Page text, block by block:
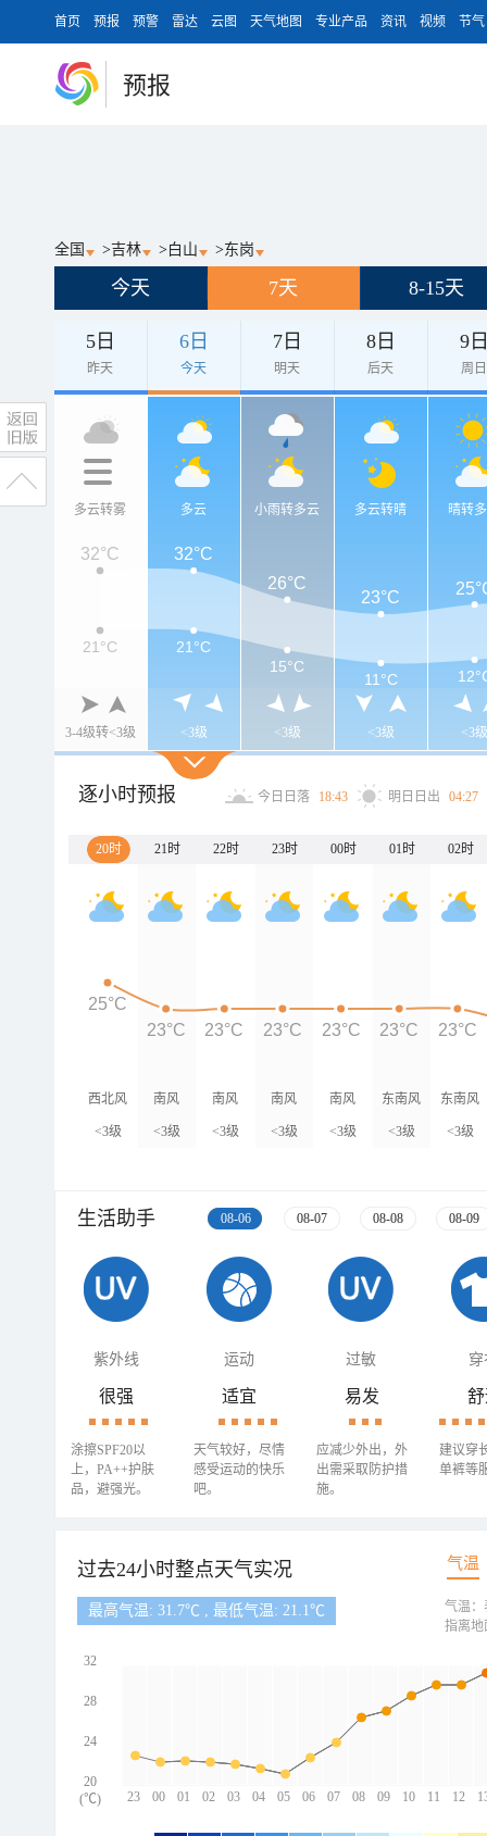
首页 预报 预警 雷达 云图 天气地图 专业产品 资讯 视频 节气
预报
全国 >吉林 > 白山 >东岗
今天 7天 8-15天
5日
昨天
6日
今天
7日
明天
8日
后天
9
周日
多云转雾
3-4级转<3级
多云
<3级
小雨转多云
<3级
多云转晴
<3级
晴转
<3级
32°C 32°C
26°C
23°C
21°C
21°C
15°C
11°C
逐小时预报 今日日落 18:43 明日日出 04:27
20时 21时 22时 23时 00时 01时 02时
西北风
<3级
南风
<3级
南风
<3级
南风
<3级
南风
<3级
东南风
<3级
东南风
<3级
25°C
23°C
23°C 23°C 23°C 23°C 23°C
生活助手 08-06 08-07 08-08 08-09
紫外线 运动 过敏 穿
很强
涂擦SPF20以
上，PA++护肤
品，避强光。
适宜
天气较好，尽情
感受运动的快乐
吧。
易发
应减少外出，外
出需采取防护措
施。
建议穿
单裤等
过去24小时整点天气实况 气温
最高气温: 31.7℃ , 最低气温: 21.1℃
23 00 01 02 03 04 05 06 07 08 09 10 11 12
32
28
24
20
(℃)
气温：
指离地